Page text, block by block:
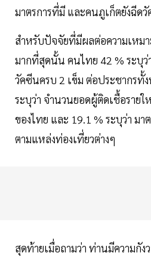
มาตรการที่มี และคนภูเก็ตยังฉีด
สำหรับปัจจัยที่มีผลต่อความเหม
มากที่สุดนั้น คนไทย 42 % ระบุ
วัคซีนครบ 2 เข็ม ต่อประชากรทั้
ระบุว่า จำนวนยอดผู้ติดเชื้อราย
ของไทย และ 19.1 % ระบุว่า มา
ตามแหล่งท่องเที่ยวต่างๆ
สุดท้ายเมื่อถามว่า ท่านมีความกัง